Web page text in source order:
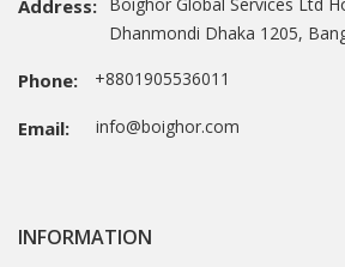
Address: Boighor Global Services Ltd
Dhanmondi Dhaka 1205,
Phone: +8801905536011
Email: info@boighor.com
INFORMATION